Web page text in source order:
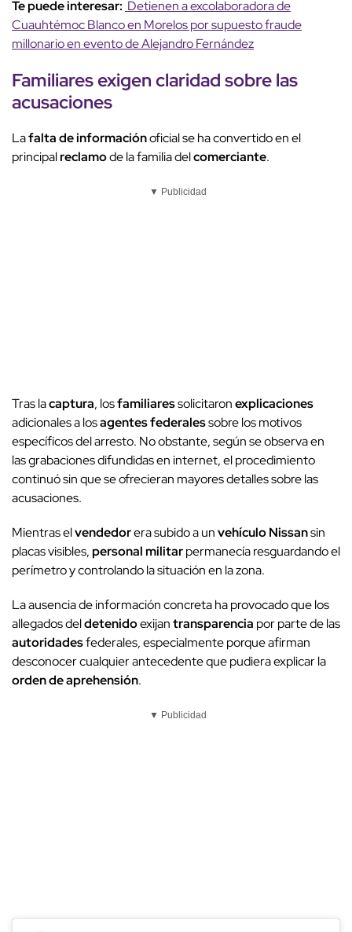
Te puede interesar: Detienen a excolaboradora de
Cuauhtémoc Blanco en Morelos por supuesto fraude
millonario en evento de Alejandro Fernández
Familiaresexigen claridad sobre las
acusaciones
Lafalta de informaciónoficial se ha convertido en el
principalreclamode la familia delcomerciante.
▼ Publicidad
Tras lacaptura, losfamiliaressolicitaronexplicaciones
adicionales a losagentes federalessobre los motivos
específicos del arresto. No obstante, según se observa en
las grabaciones difundidas en internet, el procedimiento
continuó sin que se ofrecieran mayores detalles sobre las
acusaciones.
Mientras elvendedorera subido a unvehículo Nissansin
placas visibles,personal militarpermanecía resguardando el
perímetro y controlando la situación en la zona.
La ausencia de información concreta ha provocado que los
allegados deldetenidoexijantransparencia por parte de las
autoridadesfederales, especialmente porque afirman
desconocer cualquier antecedente que pudiera explicar la
orden de aprehensión.
▼ Publicidad